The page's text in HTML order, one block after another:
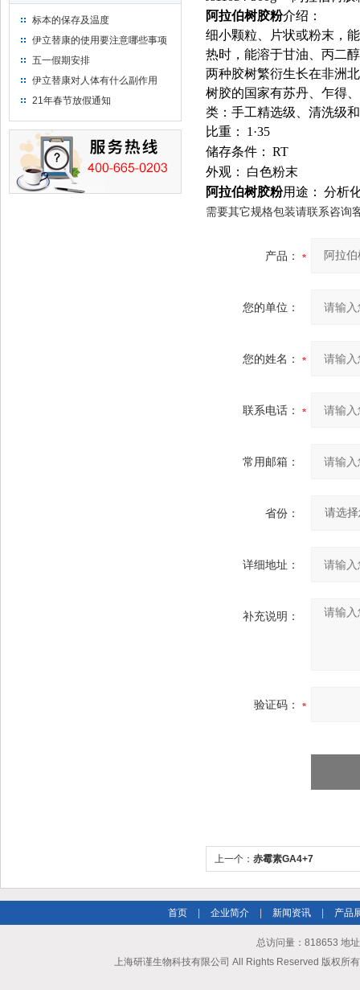
标本的保存及温度
伊立替康的使用要注意哪些事项
五一假期安排
伊立替康对人体有什么副作用
21年春节放假通知
阿拉伯树胶粉介绍：
细小颗粒、片状或粉末，
热时，能溶于甘油、丙二醇
两种胶树繁衍生长在非洲
树胶的国家有苏丹、乍得
类：手工精选级、清洗级
比重：
1·35
储存条件： RT
外观：
白色粉末
阿拉伯树胶粉用途： 分析
需要其它规格包装请联系咨询
产品：
您的单位：
您的姓名：
联系电话：
常用邮箱：
省份：
详细地址：
补充说明：
验证码：
上一个： 赤霉素GA4+7
首页 企业简介 新闻资讯 产品
总访问量：818653 地
上海研谨生物科技有限公司 All Rights Reserved 版权所